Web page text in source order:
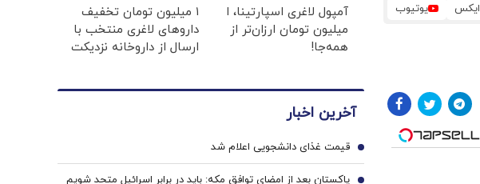
ایکس یوتیوب
آمپول لاغری اسپارتینا، ا
میلیون تومان ارزان‌تر از
همه‌جا!
۱ میلیون تومان تخفیف
داروهای لاغری منتخب با
ارسال از داروخانه نزدیکت
آخرین اخبار
قیمت غذای دانشجویی اعلام شد 1
پاکستان بعد از امضای توافق مکه: باید در برابر اسرائیل متحد شویم